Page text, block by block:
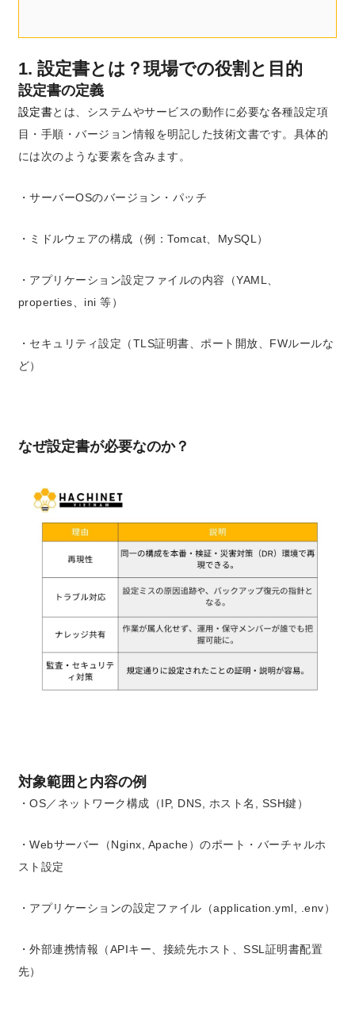
1. 設定書とは？現場での役割と目的
設定書の定義
設定書とは、システムやサービスの動作に必要な各種設定項
目・手順・バージョン情報を明記した技術文書です。具体的
には次のような要素を含みます。
・サーバーOSのバージョン・パッチ
・ミドルウェアの構成（例：Tomcat、MySQL）
・アプリケーション設定ファイルの内容（YAML、
properties、ini 等）
・セキュリティ設定（TLS証明書、ポート開放、FWルールな
ど）
なぜ設定書が必要なのか？
対象範囲と内容の例
・OS／ネットワーク構成（IP, DNS, ホスト名, SSH鍵）
・Webサーバー（Nginx, Apache）のポート・バーチャルホ
スト設定
・アプリケーションの設定ファイル（application.yml, .env）
・外部連携情報（APIキー、接続先ホスト、SSL証明書配置
先）